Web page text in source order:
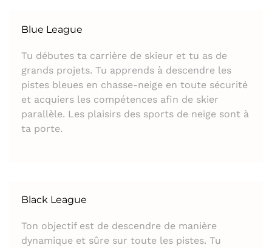
Blue League
Tu débutes ta carrière de skieur et tu as de
grands projets. Tu apprends à descendre les
pistes bleues en chasse-neige en toute sécurité
et acquiers les compétences afin de skier
parallèle. Les plaisirs des sports de neige sont à
ta porte.
Black League
Ton objectif est de descendre de manière
dynamique et sûre sur toute les pistes. Tu